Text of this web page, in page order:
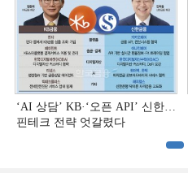
‘AI 상담’ KB·‘오픈 API’ 신한…
핀테크 전략 엇갈렸다